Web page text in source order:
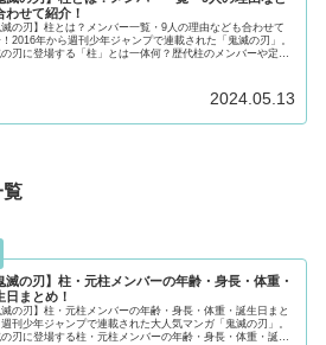
わせて紹介！
滅の刃】柱とは？メンバー一覧・9人の理由なども合わせて
2016年から週刊少年ジャンプで連載された「鬼滅の刃」。
の刃に登場する「柱」とは一体何？歴代柱のメンバーや定員
2024.05.13
滅の刃】柱・元柱メンバーの年齢・身長・体重・
日まとめ！
滅の刃】柱・元柱メンバーの年齢・身長・体重・誕生日まと
刊少年ジャンプで連載された大人気マンガ「鬼滅の刃」。
の刃に登場する柱・元柱メンバーの年齢・身長・体重・誕生